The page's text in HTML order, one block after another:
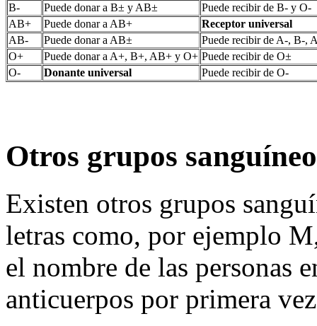
B-
Puede donar a B± y AB±
Puede recibir de B- y O-
AB+
Puede donar a AB+
Receptor universal
AB-
Puede donar a AB±
Puede recibir de A-, B-,
O+
Puede donar a A+, B+, AB+ y O+ Puede recibir de O±
O-
Donante universal Puede recibir de O-
Otros grupos
Existen otros grupos
letras como, por ejemplo
el nombre de las personas
anticuerpos por primera